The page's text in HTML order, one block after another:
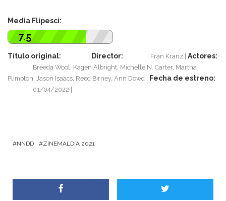
Media Flipesci:
7.5
Título original: Director: Fran Kranz Actores:
Breeda Wool, Kagen Albright, Michelle N. Carter, Martha
Plimpton, Jason Isaacs, Reed Birney, Ann Dowd
Fecha de estreno:
01/04/2022
NNDD ZINEMALDIA 2021